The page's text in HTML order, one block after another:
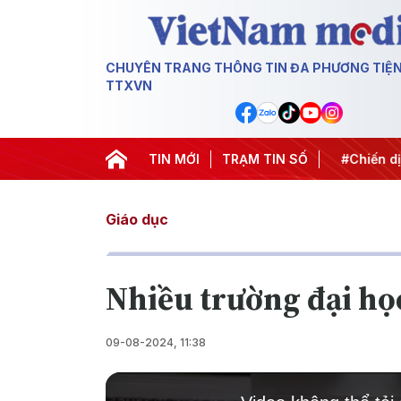
CHUYÊN TRANG THÔNG TIN ĐA PHƯƠNG
TTXVN
TIN MỚI TRẠM TIN SỐ
#Đưa Nghị quyết thành hành động #Chiến
Giáo dục
Nhiều trường đại
09-08-2024, 11:38
This